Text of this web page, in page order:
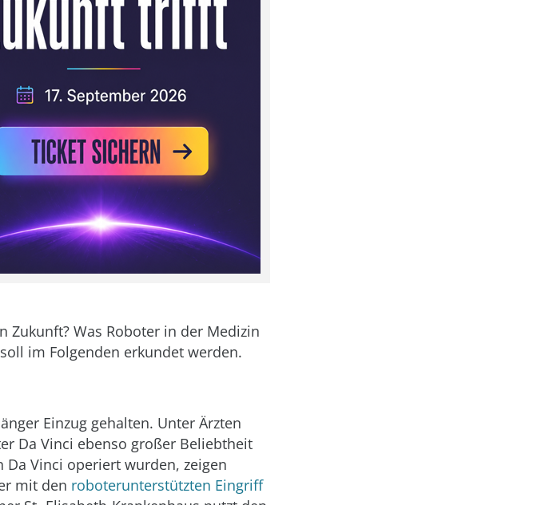
Zukunft? Was Roboter in der Medizin
im Folgenden erkundet werden.
Einzug gehalten. Unter Ärzten
Da Vinci ebenso großer Beliebtheit
Vinci operiert wurden, zeigen
mit den roboterunterstützten Eingriff